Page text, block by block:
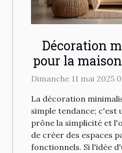
Décoration
pour la
et astuces
Dimanche 11 mai 2025
La décoration
simple tendance; c'est
prône la simplicité et
de créer des espaces
fonctionnels. Si l'idée